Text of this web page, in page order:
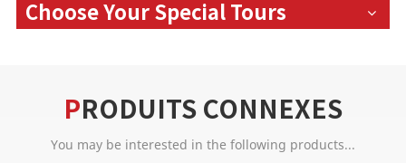
Choose Your Special Tours
PRODUITS CONNEXES
You may be interested in the following products...